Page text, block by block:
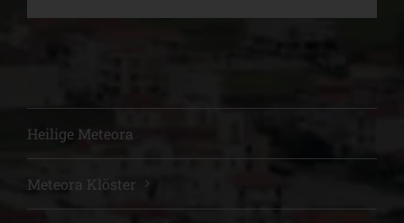
Heilige Meteora
Meteora Klöster